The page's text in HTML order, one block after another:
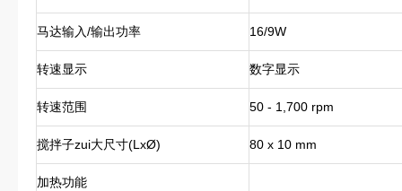
马达输入/输出功率 16/9W
转速显示 数字显示
转速范围 50 - 1,700 rpm
搅拌子zui大尺寸(LxØ) 80 x 10 mm
加热功能